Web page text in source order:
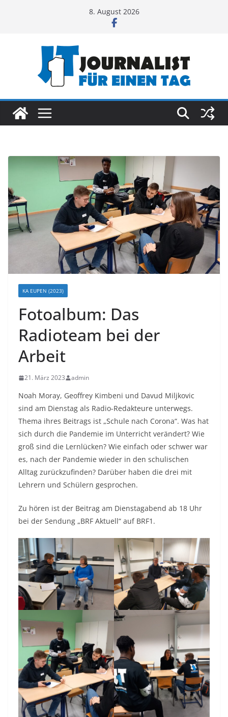
8. August 2026
KA EUPEN (2023)
Fotoalbum: Das
Radioteam bei der
Arbeit
21. März 2023 admin
Noah Moray, Geoffrey Kimbeni und Davud Miljkovic
sind am Dienstag als Radio-Redakteure unterwegs.
Thema ihres Beitrags ist „Schule nach Corona“. Was hat
sich durch die Pandemie im Unterricht verändert? Wie
groß sind die Lernlücken? Wie einfach oder schwer war
es, nach der Pandemie wieder in den schulischen
Alltag zurückzufinden? Darüber haben die drei mit
Lehrern und Schülern gesprochen.
Zu hören ist der Beitrag am Dienstagabend ab 18 Uhr
bei der Sendung „BRF Aktuell“ auf BRF1.